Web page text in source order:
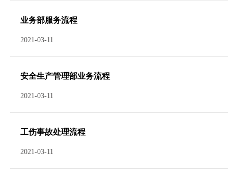
业务部服务流程
2021-03-11
安全生产管理部业务流程
2021-03-11
工伤事故处理流程
2021-03-11